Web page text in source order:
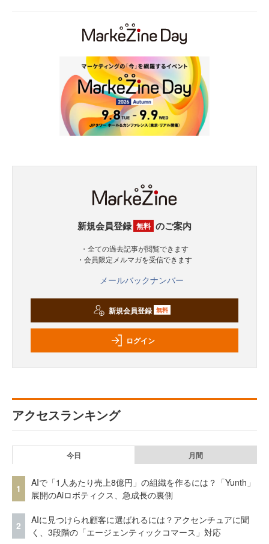
新規会員登録 無料 のご案内
・全ての過去記事が閲覧できます
・会員限定メルマガを受信できます
メールバックナンバー
新規会員登録 無料
ログイン
アクセスランキング
今日 月間
1
AIで「1人あたり売上8億円」の組織を作るには？「Yunth」
展開のAiロボティクス、急成長の裏側
2
AIに見つけられ顧客に選ばれるには？アクセンチュアに聞
く、3段階の「エージェンティックコマース」対応